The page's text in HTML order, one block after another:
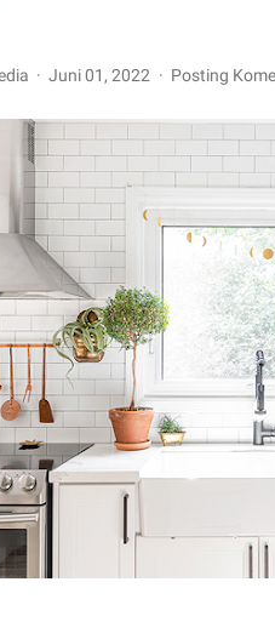
Juni 01, 2022 Posting